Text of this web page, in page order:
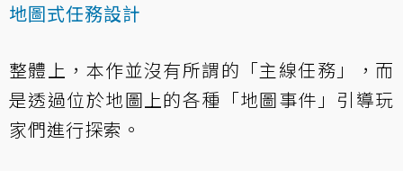
地圖式任務設計
整體上，本作並沒有所謂的「主線任務」，而
是透過位於地圖上的各種「地圖事件」引導玩
家們進行探索。